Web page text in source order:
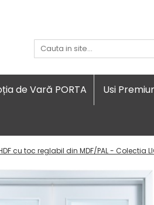
de Vară PORTA Usi
cu toc reglabil din MDF/PAL - Colectia